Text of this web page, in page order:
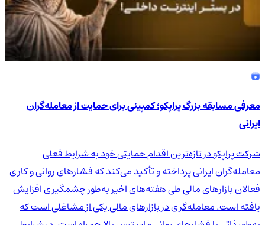
معرفی مسابقه بزرگ پراپکو؛ کمپینی برای حمایت از معامله‌گران
ایرانی
شرکت پراپکو در تازه‌ترین اقدام حمایتی خود به شرایط فعلی
معامله‌گران ایرانی پرداخته و تأکید می‌کند که فشارهای روانی و کاری
فعالان بازارهای مالی طی هفته‌های اخیر به‌طور چشمگیری افزایش
یافته است. معامله‌گری در بازارهای مالی یکی از مشاغلی است که